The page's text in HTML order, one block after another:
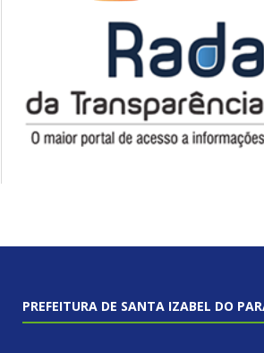
PREFEITURA DE SANTA IZABEL DO